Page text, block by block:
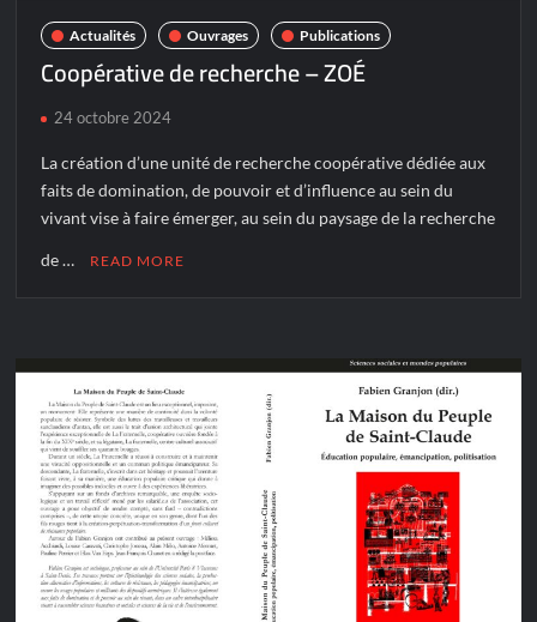
Actualités Ouvrages Publications
Coopérative de recherche – ZOÉ
24 octobre 2024
La création d’une unité de recherche coopérative dédiée aux
faits de domination, de pouvoir et d’influence au sein du
vivant vise à faire émerger, au sein du paysage de la recherche
de … READ MORE